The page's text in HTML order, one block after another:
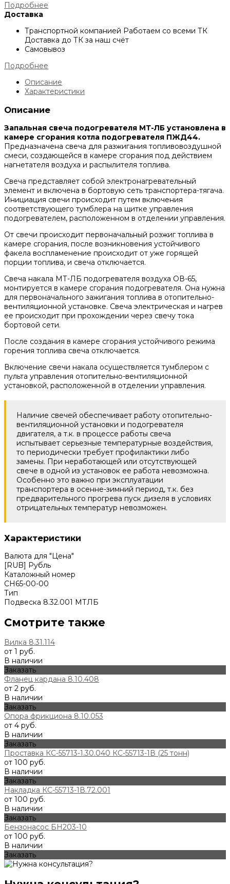
Подробнее
Доставка
Транспортной компанией Работаем со всеми ТК
Доставка до ТК за наш счёт
Самовывоз
Подробнее
Описание
Характеристики
Описание
Запальная свеча подогревателя МТ-ЛБ установлена в
камере сгорания котла подогревателя ПЖД44.
Предназначена свеча для разжигания топливовоздушной
смеси, создающейся в камере сгорания под действием
нагнетателя воздуха и распылителя топлива.
Свеча представляет собой электронагревательный
элемент и включена в бортовую сеть транспортера-тягача.
Инициация свечи происходит путем включения
соответствующего тумблера на щитке управления
подогревателем, расположенном в отделении управления.
От свечи происходит первоначальный розжиг топлива в
камере сгорания, после возникновения устойчивого
факела воспламенение происходит от уже горящей
порции топлива, и свеча отключается.
Свеча накала МТ-ЛБ подогревателя воздуха ОВ-65,
монтируется в камере сгорания подогревателя. Она нужна
для первоначального зажигания топлива в отопительно-
вентиляционной установке. Свеча электрическая и нагрев
ее происходит при прохождении через свечу тока
бортовой сети.
После создания в камере сгорания устойчивого режима
горения топлива свеча отключается.
Включение свечи накала осуществляется тумблером с
пульта управления отопительно-вентиляционной
установкой, расположенной в отделении управления.
Наличие свечей обеспечивает работу отопительно-
вентиляционной установки и подогревателя
двигателя, а т.к. в процессе работы свеча
испытывает серьезные температурные воздействия,
то периодически требует профилактики либо
замены. При неработающей или отсутствующей
свече в одной из установок ее работа невозможна.
Особенно это важно при эксплуатации
транспортера в осенне-зимний период, т.к. без
предварительного прогрева пуск дизеля в условиях
отрицательных температур невозможен.
Характеристики
Валюта для "Цена"
[RUB] Рубль
Каталожный номер
СН65-00-00
Тип
Подвеска 8.32.001 МТЛБ
Смотрите также
Вилка 8.31.114
от 1 руб.
В наличии
Заказать
Фланец кардана 8.10.408
от 2 руб.
В наличии
Заказать
Опора фрикциона 8.10.053
от 4 руб.
В наличии
Заказать
Проставка КС-55713-1.30.040 КС-55713-1В (25 тонн)
от 100 руб.
В наличии
Заказать
Накладка КС-55713-1В.72.001
от 100 руб.
В наличии
Заказать
Бензонасос БН203-10
от 100 руб.
В наличии
Заказать